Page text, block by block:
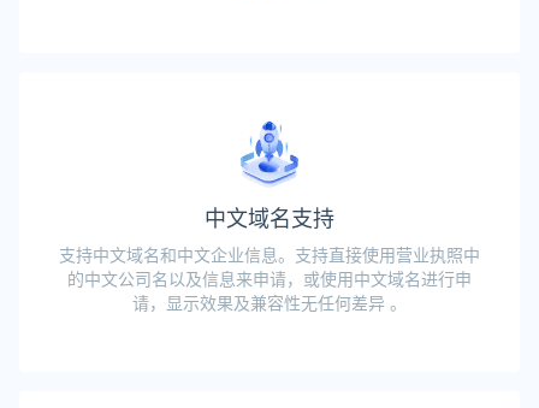
中文域名支持
支持中文域名和中文企业信息。支持直接使用营业执照中
的中文公司名以及信息来申请，或使用中文域名进行申
请，显示效果及兼容性无任何差异 。